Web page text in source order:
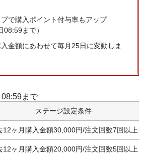
で購入ポイント付与率もアップ
08:59まで）
金額にあわせて毎月25日に変動しま
まで
ステージ設定条件
12ヶ月購入金額30,000円/注文回数7回以上
12ヶ月購入金額20,000円/注文回数5回以上